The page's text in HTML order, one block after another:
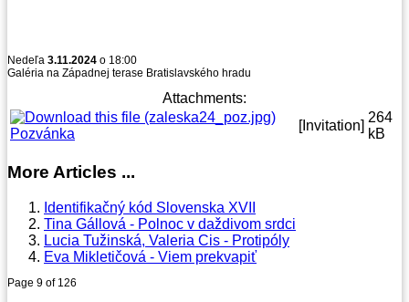
Nedeľa 3.11.2024 o 18:00
Galéria na Západnej terase Bratislavského hradu
Attachments:
Pozvánka
[Invitation]
264
kB
More Articles ...
Identifikačný kód Slovenska XVII
Tina Gállová - Polnoc v daždivom srdci
Lucia Tužinská, Valeria Cis - Protipóly
Eva Mikletičová - Viem prekvapiť
Page 9 of 126